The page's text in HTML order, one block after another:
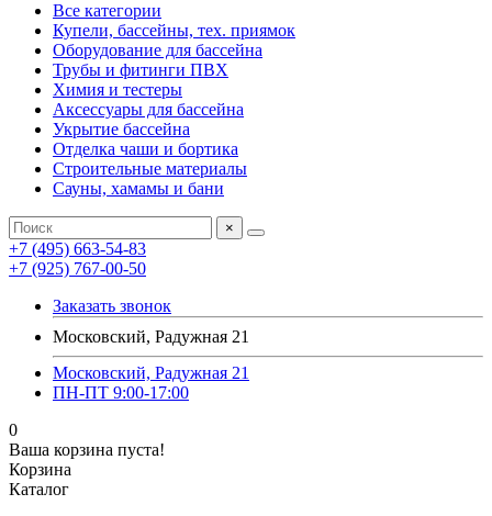
Все категории
Купели, бассейны, тех. приямок
Оборудование для бассейна
Трубы и фитинги ПВХ
Химия и тестеры
Аксессуары для бассейна
Укрытие бассейна
Отделка чаши и бортика
Строительные материалы
Сауны, хамамы и бани
×
+7 (495) 663-54-83
+7 (925) 767-00-50
Заказать звонок
Московский, Радужная 21
Московский, Радужная 21
ПН-ПТ 9:00-17:00
0
Ваша корзина пуста!
Корзина
Каталог